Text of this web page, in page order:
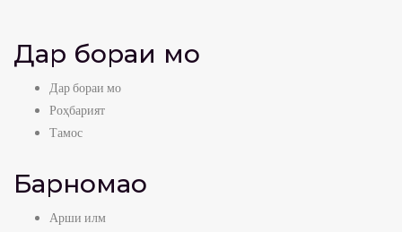
Дар бораи мо
Дар бораи мо
Роҳбарият
Тамос
Барномаҳо
Арши илм